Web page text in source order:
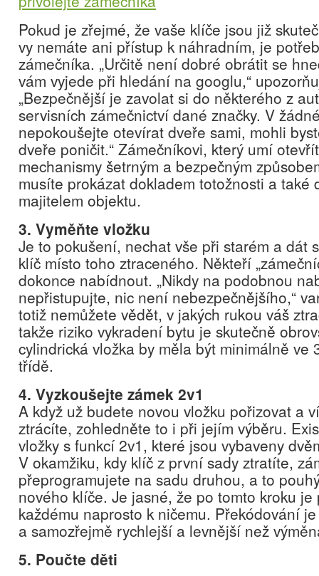
Pokud je zřejmé, že vaše klíče jsou již
vy nemáte ani přístup k náhradním, je
zámečníka. „Určitě není dobré obrátit se
vám vyjede při hledání na googlu,“
„Bezpečnější je zavolat si do některého z
servisních zámečnictví dané značky. V
nepokoušejte otevírat dveře sami, mohli
dveře poničit.“ Zámečníkovi, který umí
mechanismy šetrným a bezpečným
musíte prokázat dokladem totožnosti a také
majitelem objektu.
3. Vyměňte vložku
Je to pokušení, nechat vše při starém a dát
klíč místo toho ztraceného. Někteří
dokonce nabídnout. „Nikdy na podobnou
nepřistupujte, nic není nebezpečnějšího,“
totiž nemůžete vědět, v jakých rukou váš
takže riziko vykradení bytu je skutečně
cylindrická vložka by měla být minimálně ve
třídě.
4. Vyzkoušejte zámek 2v1
A když už budete novou vložku pořizovat a
ztrácíte, zohledněte to i při jejím výběru.
vložky s funkcí 2v1, které jsou vybaveny
V okamžiku, kdy klíč z první sady ztratíte,
přeprogramujete na sadu druhou, a to
nového klíče. Je jasné, že po tomto kroku
každému naprosto k ničemu. Překódování
a samozřejmě rychlejší a levnější než
5. Poučte děti